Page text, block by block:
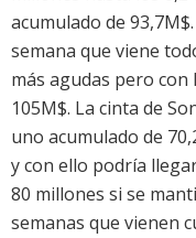
acumulado de
semana que viene
más agudas pero
105M$. La cinta de
uno acumulado de
y con ello podría
80 millones si se
semanas que vienen